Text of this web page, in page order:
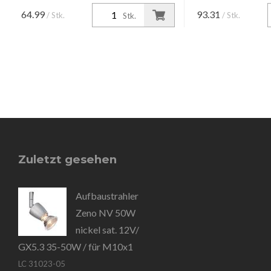
Stk.
64.99 / Stk. 93.31 / Stk.
Zuletzt gesehen
Aufbaustrahler
Zeno NV 50W
nickel sat. 12V/
GX5.3 35-50W / für M10x1
LC 31023-05